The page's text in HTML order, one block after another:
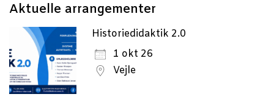
Aktu­el­le arrangementer
Historiedidaktik 2.0
1 okt 26
Vejle